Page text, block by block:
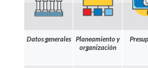
Datos generales
Planeamiento y
organización